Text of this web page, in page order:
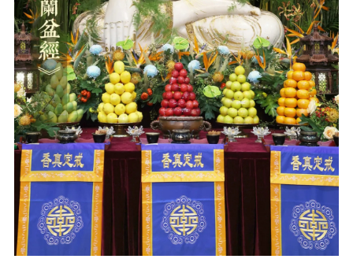
皈依斋戒
义工家园
观世音热线
菩提静修营
观自在禅修营
教理研究
学报论集
信息公告
戒幢论坛